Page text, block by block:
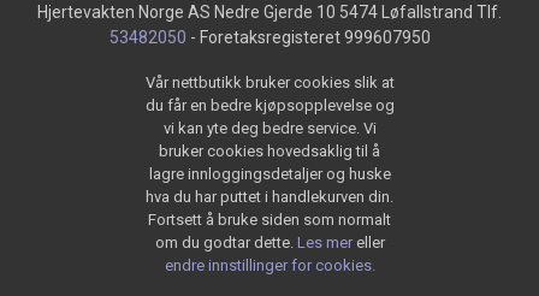
Hjertevakten Norge AS Nedre Gjerde 10 5474 Løfallstrand Tlf.
53482050 - Foretaksregisteret 999607950
Vår nettbutikk bruker cookies slik at
du får en bedre kjøpsopplevelse og
vi kan yte deg bedre service. Vi
bruker cookies hovedsaklig til å
lagre innloggingsdetaljer og huske
hva du har puttet i handlekurven din.
Fortsett å bruke siden som normalt
om du godtar dette. Les mer eller
endre innstillinger for cookies.